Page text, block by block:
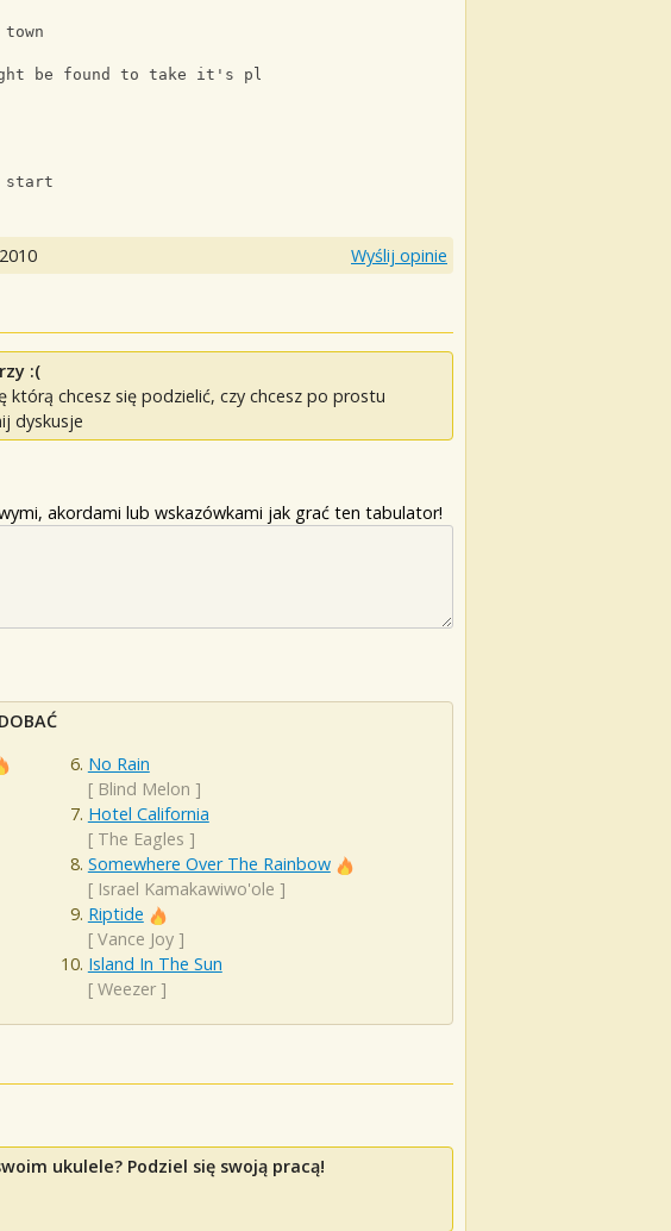
be found to take it's place
start
Wyślij opinie
:(
chcesz się podzielić, czy chcesz po prostu
dyskusje
akordami lub wskazówkami jak grać ten tabulator!
No Rain
[ Blind Melon ]
Hotel California
[ The Eagles ]
Somewhere Over The Rainbow
[ Israel Kamakawiwo'ole ]
Riptide
[ Vance Joy]
Island In The Sun
[ Weezer]
ukulele? Podziel się swoją pracą!